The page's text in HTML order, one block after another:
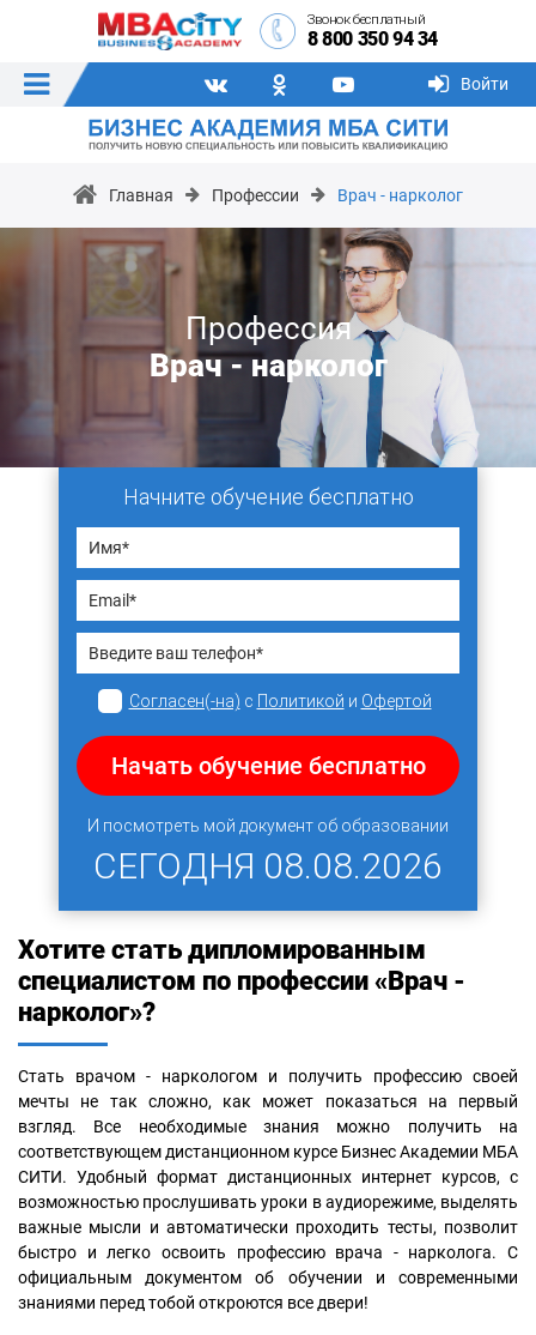
Звонок бесплатный
8 800 350 94 34
Войти
Главная Профессии Врач - нарколог
Профессия
Врач - нарколог
Начните обучение бесплатно
Согласен(-на) с Политикой и Офертой
Начать обучение бесплатно
И посмотреть мой документ об образовании
СЕГОДНЯ 08.08.2026
Хотите стать дипломированным
специалистом по профессии «Врач -
нарколог»?
Стать врачом - наркологом и получить профессию своей
мечты не так сложно, как может показаться на первый
взгляд. Все необходимые знания можно получить на
соответствующем дистанционном курсе Бизнес Академии МБА
СИТИ. Удобный формат дистанционных интернет курсов, с
возможностью прослушивать уроки в аудиорежиме, выделять
важные мысли и автоматически проходить тесты, позволит
быстро и легко освоить профессию врача - нарколога. С
официальным документом об обучении и современными
знаниями перед тобой откроются все двери!